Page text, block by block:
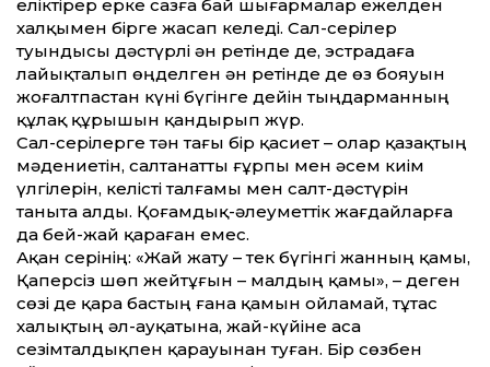
еліктірер ерке сазға бай шығармалар ежелден
халқымен бірге жасап келеді. Сал-серілер
туындысы дәстүрлі ән ретінде де, эстрадаға
лайықталып өңделген ән ретінде де өз бояуын
жоғалтпастан күні бүгінге дейін тыңдарманның
құлақ құрышын қандырып жүр.
Сал-серілерге тән тағы бір қасиет – олар қазақтың
мәдениетін, салтанатты ғұрпы мен әсем киім
үлгілерін, келісті талғамы мен салт-дәстүрін
таныта алды. Қоғамдық-әлеуметтік жағдайларға
да бей-жай қараған емес.
Ақан серінің: «Жай жату – тек бүгінгі жанның қамы,
Қаперсіз шөп жейтұғын – малдың қамы», – деген
сөзі де қара бастың ғана қамын ойламай, тұтас
халықтың әл-ауқатына, жай-күйіне аса
сезімталдықпен қарауынан туған. Бір сөзбен